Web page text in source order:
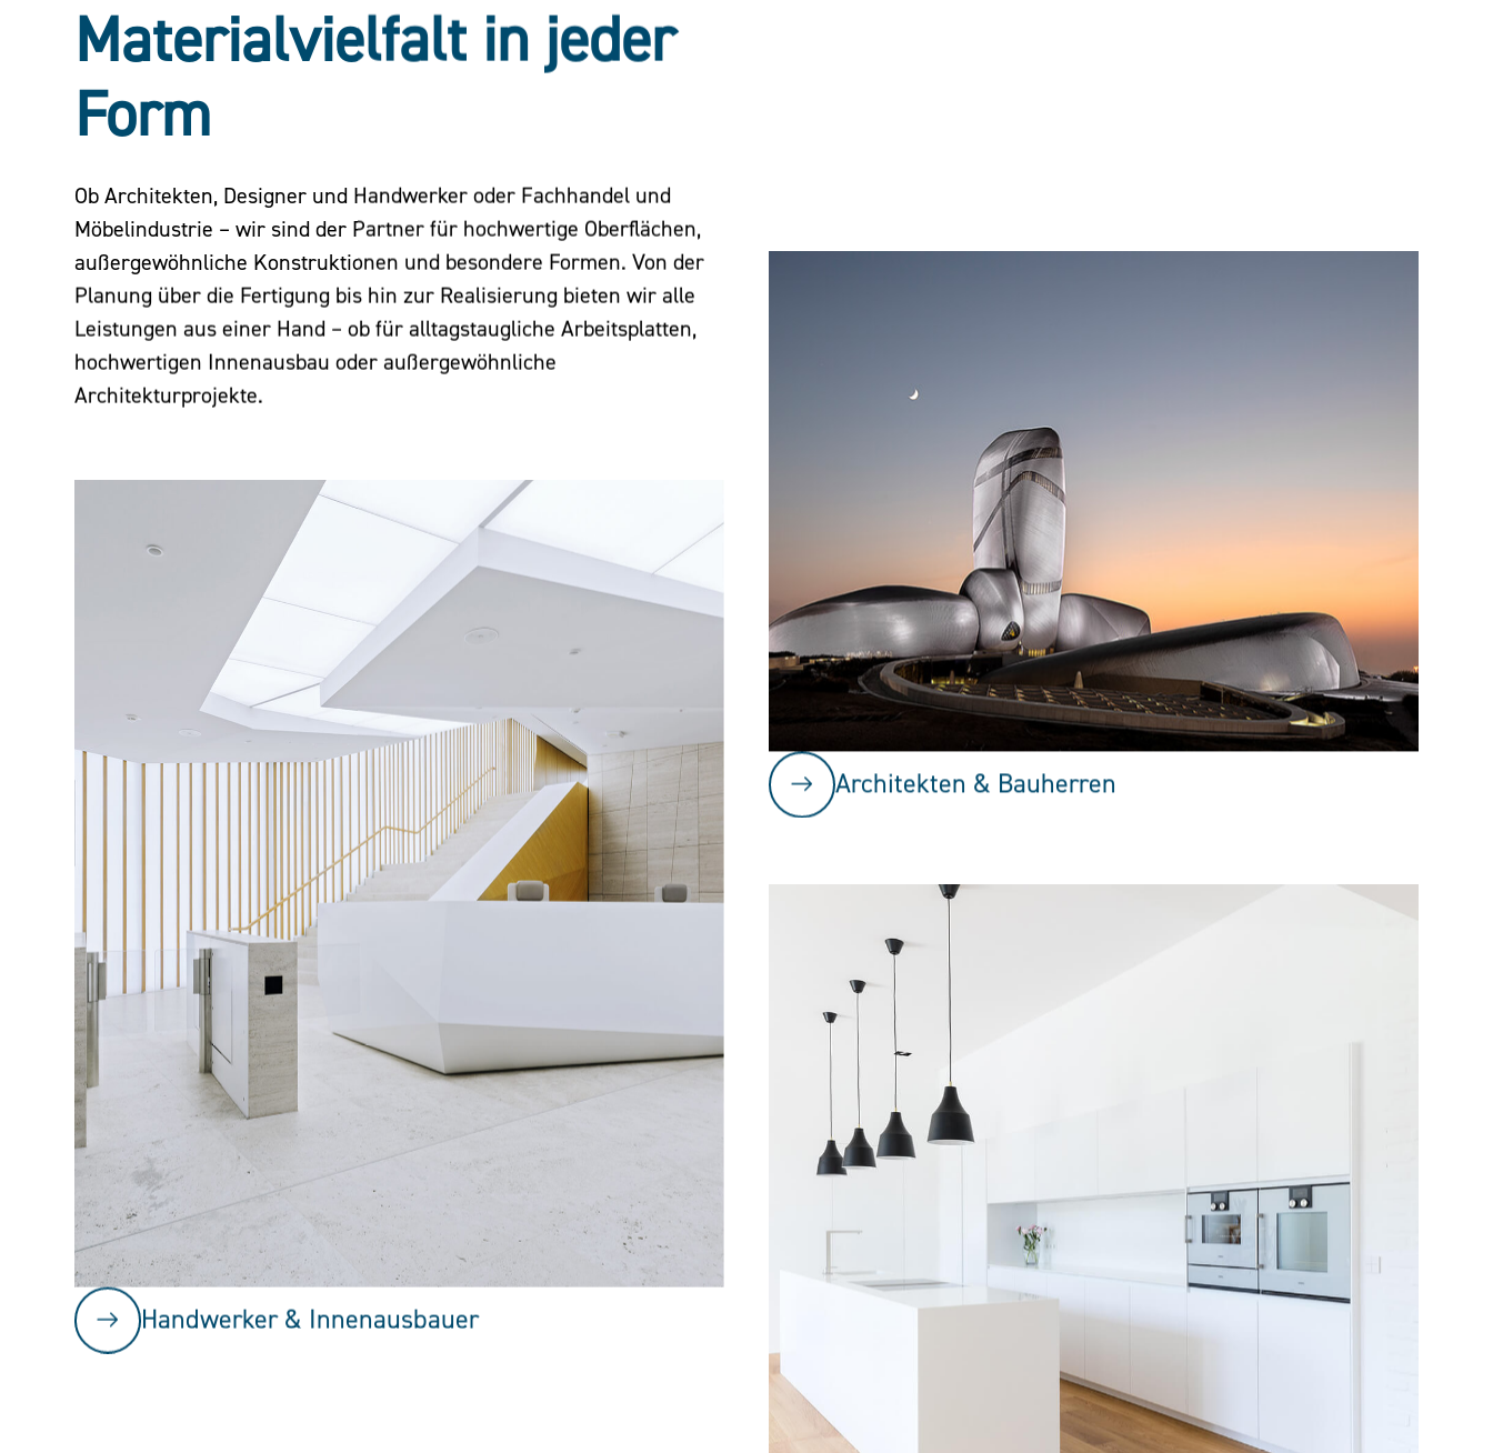
Materialvielfalt in jeder
Form
Ob Architekten, Designer und Handwerker oder Fachhandel und
Möbelindustrie – wir sind der Partner für hochwertige Oberflächen,
außergewöhnliche Konstruktionen und besondere Formen. Von der
Planung über die Fertigung bis hin zur Realisierung bieten wir alle
Leistungen aus einer Hand – ob für alltagstaugliche Arbeitsplatten,
hochwertigen Innenausbau oder außergewöhnliche
Architekturprojekte.
Handwerker & Innenausbauer
Architekten & Bauherren